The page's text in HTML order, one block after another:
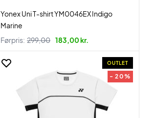
Yonex Uni T-shirt YM0046EX Indigo
Marine
Førpris: 299,00 183,00 kr.
OUTLET
- 20%